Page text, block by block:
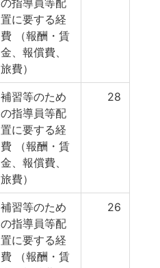
の指導員等配
置に要する経
費 （報酬・賃
金、報償費、
旅費）
補習等のため
の指導員等配
置に要する経
費 （報酬・賃
金、報償費、
旅費）
28
補習等のため
の指導員等配
置に要する経
費 （報酬・賃
26